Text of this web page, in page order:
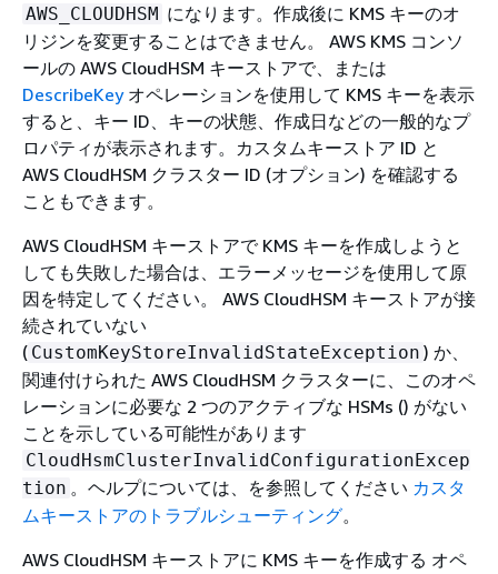
AWS_CLOUDHSM になります。作成後に KMS キーのオ
リジンを変更することはできません。 AWS KMS コンソ
ールの AWS CloudHSM キーストアで、または
DescribeKeyオペレーションを使用して KMS キーを表示
すると、キー ID、キーの状態、作成日などの一般的なプ
ロパティが表示されます。カスタムキーストア ID と
AWS CloudHSM クラスター ID (オプション) を確認する
こともできます。
AWS CloudHSM キーストアで KMS キーを作成しようと
しても失敗した場合は、エラーメッセージを使用して原
因を特定してください。 AWS CloudHSM キーストアが接
続されていない
( CustomKeyStoreInvalidStateException ) か、
関連付けられた AWS CloudHSM クラスターに、このオペ
レーションに必要な 2 つのアクティブな HSMs () がない
ことを示している可能性があります
CloudHsmClusterInvalidConfigurationExcep
tion 。ヘルプについては、を参照してください カスタ
ムキーストアのトラブルシューティング。
AWS CloudHSM キーストアに KMS キーを作成する オペ